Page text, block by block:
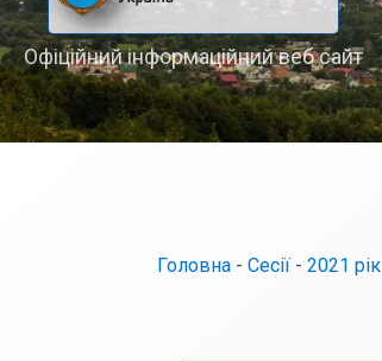
Офіційний інформаційний веб сайт
Головна - Сесії - 2021 рік